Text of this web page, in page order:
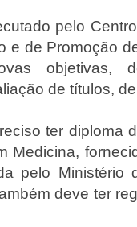
pelo
e de Promoção
objetivas,
de títulos,
ter diploma
Medicina,
pelo Ministério
deve ter